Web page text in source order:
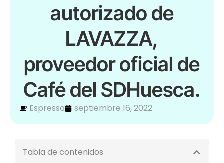
autorizado de
LAVAZZA,
proveedor oficial de
Café del SDHuesca.
Espressa septiembre 16, 2022
Tabla de contenidos